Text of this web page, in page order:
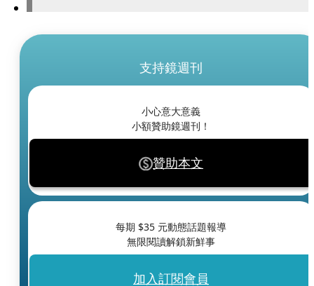
支持鏡週刊
小心意大意義
小額贊助鏡週刊！
贊助本文
每期 $35 元動態話題報導
無限閱讀解鎖新鮮事
加入訂閱會員